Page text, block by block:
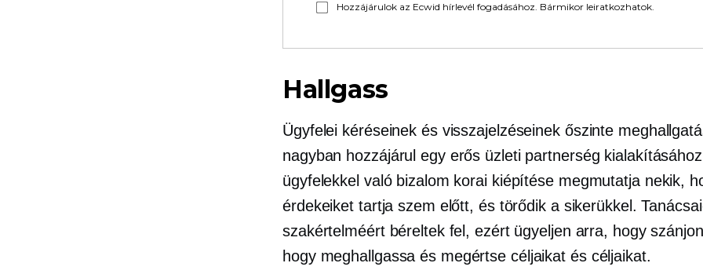
Hozzájárulok az Ecwid hírlevél fogadásához. Bármikor leiratkozhatok.
Hallgass
Ügyfelei kéréseinek és visszajelzéseinek őszinte
nagyban hozzájárul egy erős üzleti partnerség
ügyfelekkel való bizalom korai kiépítése megmutatja nekik,
érdekeiket tartja szem előtt, és törődik a sikerükkel.
szakértelméért béreltek fel, ezért ügyeljen arra, hogy
hogy meghallgassa és megértse céljaikat és céljaikat.